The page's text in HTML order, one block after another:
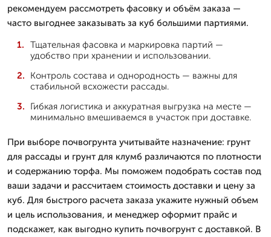
рекомендуем рассмотреть фасовку и объём заказа —
часто выгоднее заказывать за куб большими партиями.
Тщательная фасовка и маркировка партий —
удобство при хранении и использовании.
Контроль состава и однородность — важны для
стабильной всхожести рассады.
Гибкая логистика и аккуратная выгрузка на месте —
минимально вмешиваемся в участок при доставке.
При выборе почвогрунта учитывайте назначение: грунт
для рассады и грунт для клумб различаются по плотности
и содержанию торфа. Мы поможем подобрать состав под
ваши задачи и рассчитаем стоимость доставки и цену за
куб. Для быстрого расчета заказа укажите нужный объем
и цель использования, и менеджер оформит прайс и
подскажет, как выгодно купить почвогрунт с доставкой. В